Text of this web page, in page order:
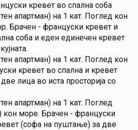
кревет во спална соба
апартман) на 1 кат. Поглед кон
Брачен - француски кревет и
соба и еден единечен кревет
апартман) на 1 кат. Поглед кон
кревет во спална и кревет
лица во иста просторија со
апартман) на 1 кат. Поглед
кон море. Брачен - француски
(софа на пуштање) за две